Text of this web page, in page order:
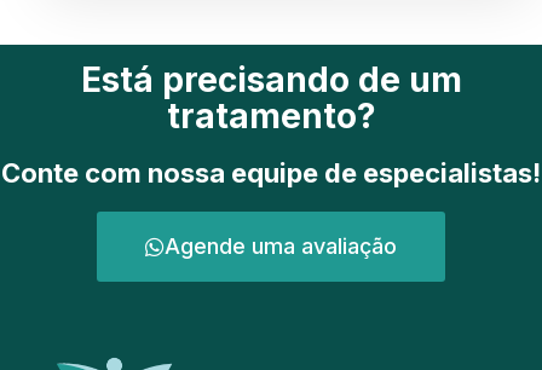
Está precisando de um
tratamento?
Conte com nossa equipe de especialistas!
Agende uma avaliação